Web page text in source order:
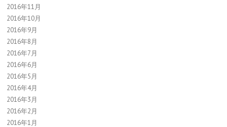
2016年11月
2016年10月
2016年9月
2016年8月
2016年7月
2016年6月
2016年5月
2016年4月
2016年3月
2016年2月
2016年1月